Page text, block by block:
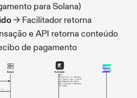
para Solana)
→ Facilitador retorna
e API retorna conteúdo
de pagamento